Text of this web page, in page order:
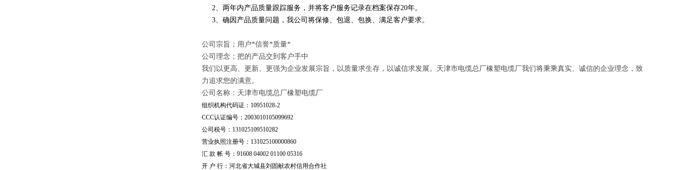
2、两年内产品质量跟踪服务，并将客户服务记录在档案保存20年。
3、确因产品质量问题，我公司将保修、包退、包换、满足客户要求。
公司宗旨；用户*信誉*质量*
公司理念；把的产品交到客户手中
我们以更高、更新、更强为企业发展宗旨，以质量求生存，以诚信求发展。天津市电缆总厂橡塑电缆厂我们将秉乘真实、诚信的企业理念，致
力追求您的满意。
公司名称：天津市电缆总厂橡塑电缆厂
组织机构代码证：10951028-2
CCC认证编号：2003010105099692
公司税号：131025109510282
营业执照注册号：131025100000860
汇 款 帐 号：91608 04002 01100 05316
开 户 行：河北省大城县刘固献农村信用合作社